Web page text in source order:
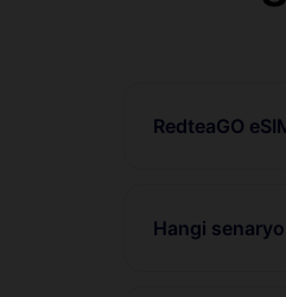
RedteaGO
Hangi